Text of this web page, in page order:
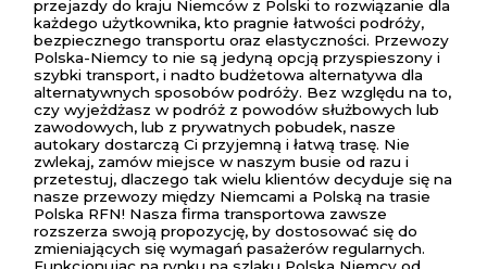
przejazdy do kraju Niemców z Polski to rozwiązanie dla
każdego użytkownika, kto pragnie łatwości podróży,
bezpiecznego transportu oraz elastyczności. Przewozy
Polska-Niemcy to nie są jedyną opcją przyspieszony i
szybki transport, i nadto budżetowa alternatywa dla
alternatywnych sposobów podróży. Bez względu na to,
czy wyjeżdżasz w podróż z powodów służbowych lub
zawodowych, lub z prywatnych pobudek, nasze
autokary dostarczą Ci przyjemną i łatwą trasę. Nie
zwlekaj, zamów miejsce w naszym busie od razu i
przetestuj, dlaczego tak wielu klientów decyduje się na
nasze przewozy między Niemcami a Polską na trasie
Polska RFN! Nasza firma transportowa zawsze
rozszerza swoją propozycję, by dostosować się do
zmieniających się wymagań pasażerów regularnych.